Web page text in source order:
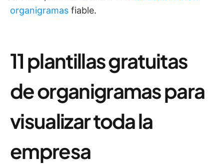
organigramas fiable.
11 plantillas gratuitas
de organigramas para
visualizar toda la
empresa